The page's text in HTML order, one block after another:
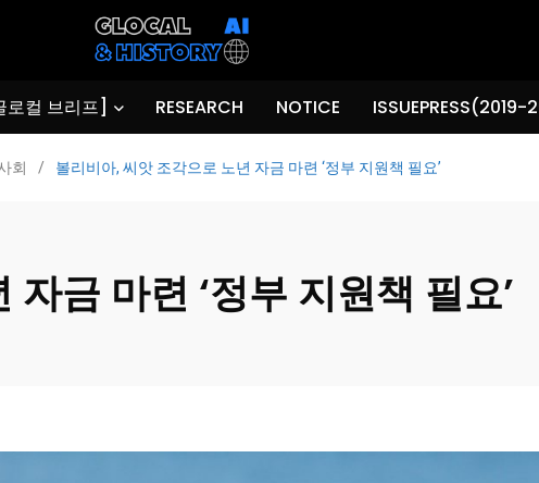
로컬 브리프] RESEARCH NOTICE ISSUEPRESS(2019-
회 / 볼리비아, 씨앗 조각으로 노년 자금 마련 ‘정부 지원책 필요’
금 마련 ‘정부 지원책 필요’